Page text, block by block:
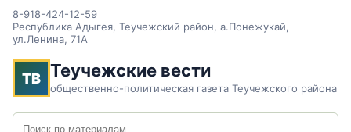
8-918-424-12-59
Республика Адыгея, Теучежский район, а.Понежукай,
ул.Ленина, 71А
ТВ Теучежские вести
общественно-политическая газета Теучежского района
Поиск по сайту